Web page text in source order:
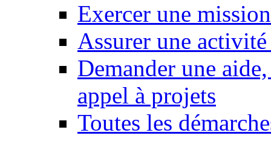
Exercer une mission
Assurer une
Demander une
appel à projets
Toutes les